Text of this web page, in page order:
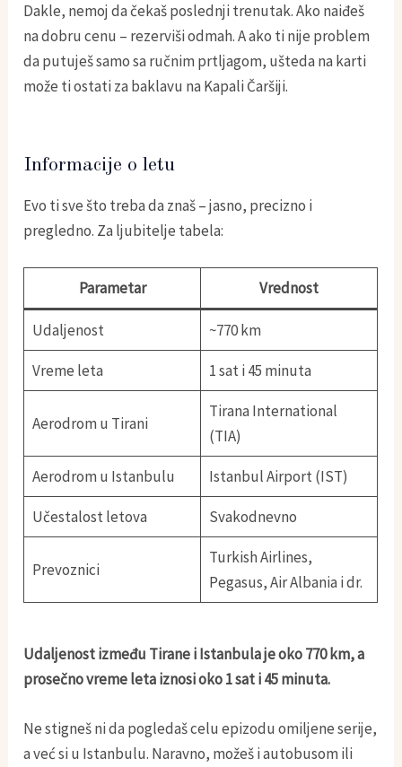
Dakle, nemoj da čekaš poslednji trenutak. Ako naiđeš
na dobru cenu – rezerviši odmah. A ako ti nije problem
da putuješ samo sa ručnim prtljagom, ušteda na karti
može ti ostati za baklavu na Kapali Čaršiji.
Informacije o letu
Evo ti sve što treba da znaš – jasno, precizno i
pregledno. Za ljubitelje tabela:
Parametar Vrednost
Udaljenost ~770 km
Vreme leta 1 sat i 45 minuta
Aerodrom u Tirani
Tirana International
(TIA)
Aerodrom u Istanbulu Istanbul Airport (IST)
Učestalost letova Svakodnevno
Prevoznici
Turkish Airlines,
Pegasus, Air Albania i dr.
Udaljenost između Tirane i Istanbula je oko 770 km, a
prosečno vreme leta iznosi oko 1 sat i 45 minuta.
Ne stigneš ni da pogledaš celu epizodu omiljene serije,
a već si u Istanbulu. Naravno, možeš i autobusom ili